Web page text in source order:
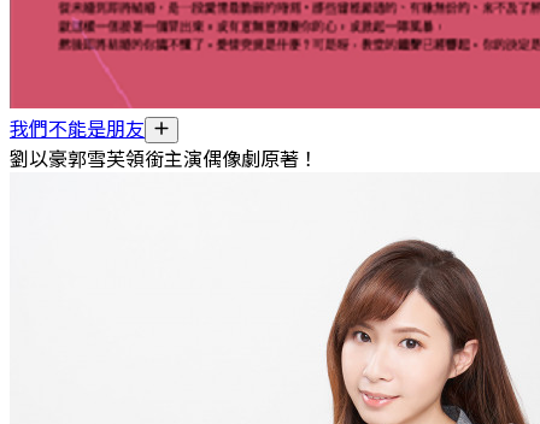
我們不能是朋友
劉以豪郭雪芙領銜主演偶像劇原著！